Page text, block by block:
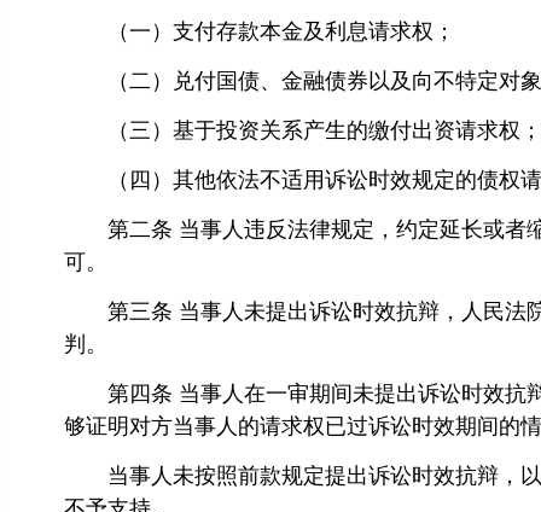
（一）支付存款本金及利息请求权；
（二）兑付国债、金融债券以及向不特定对象
（三）基于投资关系产生的缴付出资请求权；
（四）其他依法不适用诉讼时效规定的债权
第二条 当事人违反法律规定，约定延长或者
可。
第三条 当事人未提出诉讼时效抗辩，人民法
判。
第四条 当事人在一审期间未提出诉讼时效抗
够证明对方当事人的请求权已过诉讼时效期间的
当事人未按照前款规定提出诉讼时效抗辩，以